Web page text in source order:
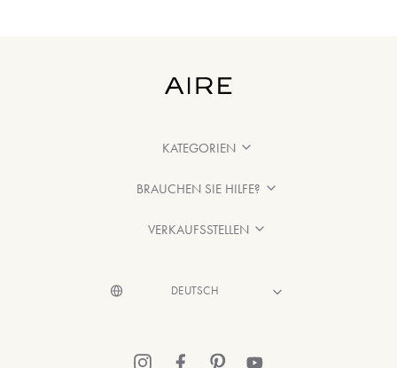
KATEGORIEN
BRAUCHEN SIE HILFE?
VERKAUFSSTELLEN